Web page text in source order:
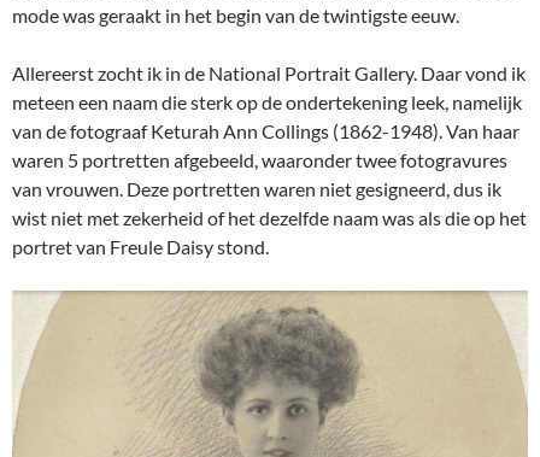
mode was geraakt in het begin van de twintigste eeuw.
Allereerst zocht ik in de National Portrait Gallery. Daar vond ik
meteen een naam die sterk op de ondertekening leek, namelijk
van de fotograaf Keturah Ann Collings (1862-1948). Van haar
waren 5 portretten afgebeeld, waaronder twee fotogravures
van vrouwen. Deze portretten waren niet gesigneerd, dus ik
wist niet met zekerheid of het dezelfde naam was als die op het
portret van Freule Daisy stond.